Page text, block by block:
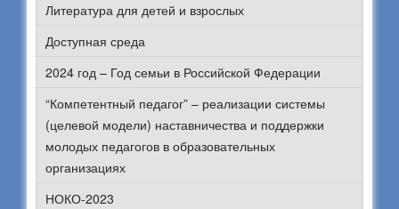
Литература для детей и взрослых
Доступная среда
2024 год – Год семьи в Российской Федерации
“Компетентный педагог” – реализации системы
(целевой модели) наставничества и поддержки
молодых педагогов в образовательных
организациях
НОКО-2023